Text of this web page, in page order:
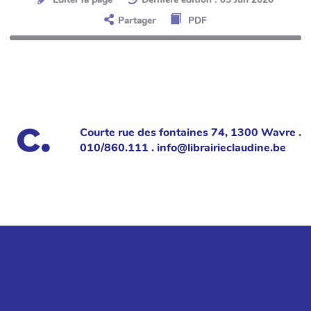
Partager
PDF
Courte rue des fontaines 74, 1300 Wavre .
010/860.111 . info@librairieclaudine.be